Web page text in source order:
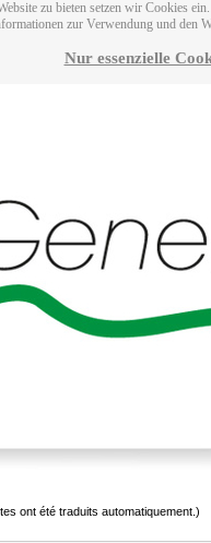
zu bieten setzen wir Cookies
zur Verwendung und den
Nur essenzielle
ont été traduits automatiquement.)